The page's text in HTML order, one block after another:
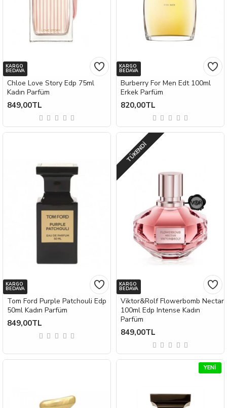
KARGO
BEDAVA
Chloe Love Story Edp 75ml
Kadın Parfüm
849,00TL
KARGO
BEDAVA
Burberry For Men Edt 100ml
Erkek Parfüm
820,00TL
KARGO
BEDAVA
Tom Ford Purple Patchouli Edp
50ml Kadın Parfüm
849,00TL
KARGO
BEDAVA
TÜKENDI
Viktor&Rolf Flowerbomb Nectar
100ml Edp Intense Kadın
Parfüm
849,00TL
YENI